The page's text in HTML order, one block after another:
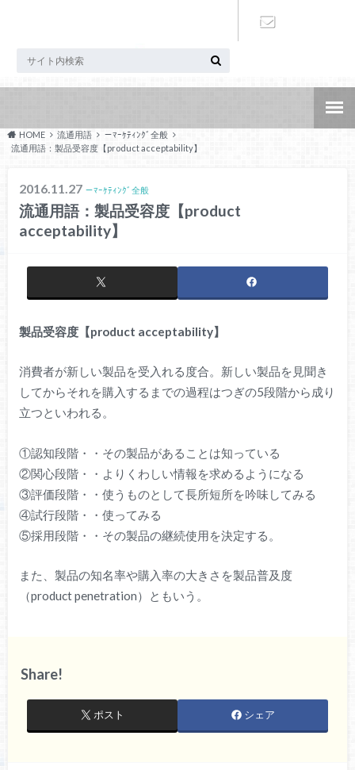
HOME 流通用語
－ﾏｰｹﾃｨﾝｸﾞ全般
流通用語：製品受容度【product acceptability】
2016.11.27 －ﾏｰｹﾃｨﾝｸﾞ全般
流通用語：製品受容度【product
acceptability】
製品受容度【product acceptability】
消費者が新しい製品を受入れる度合。新しい製品を見聞き
してからそれを購入するまでの過程はつぎの5段階から成り
立つといわれる。
①認知段階・・その製品があることは知っている
②関心段階・・よりくわしい情報を求めるようになる
③評価段階・・使うものとして長所短所を吟味してみる
④試行段階・・使ってみる
⑤採用段階・・その製品の継続使用を決定する。
また、製品の知名率や購入率の大きさを製品普及度
（product penetration）ともいう。
Share!
ポスト シェア